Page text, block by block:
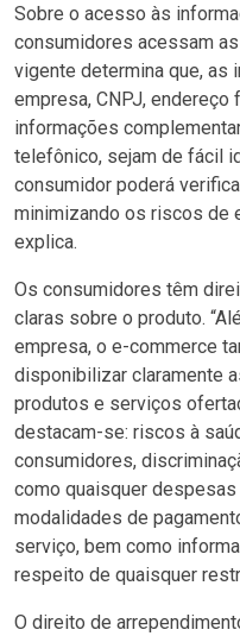
Sobre o acesso às
consumidores acessam
vigente determina que, as
empresa, CNPJ,
informações
telefônico, sejam de fácil
consumidor poderá
minimizando os riscos de
explica.
Os consumidores têm
claras sobre o produto.
empresa, o e-commerce
disponibilizar claramente
produtos e serviços
destacam-se: riscos à
consumidores,
como quaisquer
modalidades de
serviço, bem como
respeito de quaisquer
O direito de